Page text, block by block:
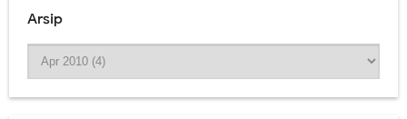
Arsip